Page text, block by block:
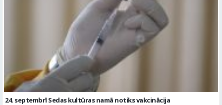
24. septembrī Sedas kultūras namā notiks vakcinācija